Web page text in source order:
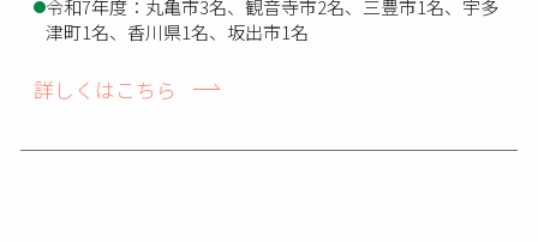
令和7年度：丸亀市3名、観音寺市2名、三豊市1名、宇多
津町1名、香川県1名、坂出市1名
詳しくはこちら